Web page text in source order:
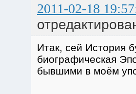
2011-02-18
Итак, сей История
биографическая
бывшими в моём